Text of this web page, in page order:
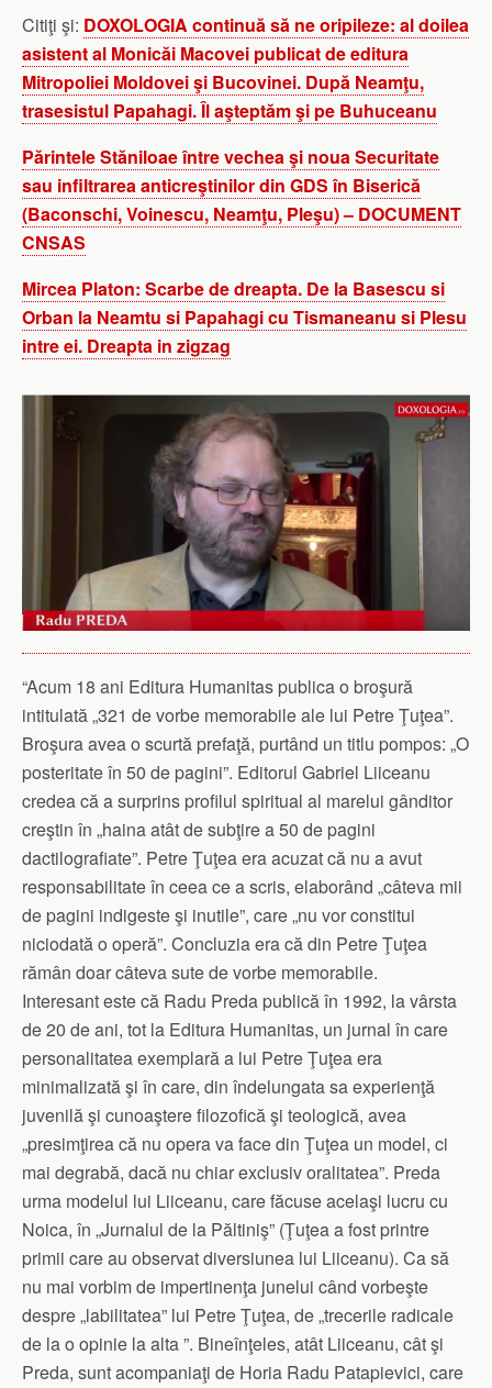
Citiţi şi: DOXOLOGIA continuă să ne oripileze: al doilea
asistent al Monicăi Macovei publicat de editura
Mitropoliei Moldovei şi Bucovinei. După Neamţu,
trasesistul Papahagi. Îl aşteptăm şi pe Buhuceanu
Părintele Stăniloae între vechea şi noua Securitate
sau infiltrarea anticreştinilor din GDS în Biserică
(Baconschi, Voinescu, Neamţu, Pleşu) – DOCUMENT
CNSAS
Mircea Platon: Scarbe de dreapta. De la Basescu si
Orban la Neamtu si Papahagi cu Tismaneanu si Plesu
intre ei. Dreapta in zigzag
“Acum 18 ani Editura Humanitas publica o broşură
intitulată „321 de vorbe memorabile ale lui Petre Ţuţea”.
Broşura avea o scurtă prefaţă, purtând un titlu pompos: „O
posteritate în 50 de pagini”. Editorul Gabriel Liiceanu
credea că a surprins profilul spiritual al marelui gânditor
creştin în „haina atât de subţire a 50 de pagini
dactilografiate”. Petre Ţuţea era acuzat că nu a avut
responsabilitate în ceea ce a scris, elaborând „câteva mii
de pagini indigeste şi inutile”, care „nu vor constitui
niciodată o operă”. Concluzia era că din Petre Ţuţea
rămân doar câteva sute de vorbe memorabile.
Interesant este că Radu Preda publică în 1992, la vârsta
de 20 de ani, tot la Editura Humanitas, un jurnal în care
personalitatea exemplară a lui Petre Ţuţea era
minimalizată şi în care, din îndelungata sa experienţă
juvenilă şi cunoaştere filozofică şi teologică, avea
„presimţirea că nu opera va face din Ţuţea un model, ci
mai degrabă, dacă nu chiar exclusiv oralitatea”. Preda
urma modelul lui Liiceanu, care făcuse acelaşi lucru cu
Noica, în „Jurnalul de la Păltiniş” (Ţuţea a fost printre
primii care au observat diversiunea lui Liiceanu). Ca să
nu mai vorbim de impertinenţa junelui când vorbeşte
despre „labilitatea” lui Petre Ţuţea, de „trecerile radicale
de la o opinie la alta ”. Bineînţeles, atât Liiceanu, cât şi
Preda, sunt acompaniaţi de Horia Radu Patapievici, care